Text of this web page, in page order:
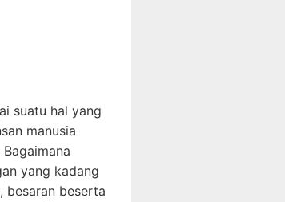
suatu hal yang
manusia
yang kadang
besaran beserta